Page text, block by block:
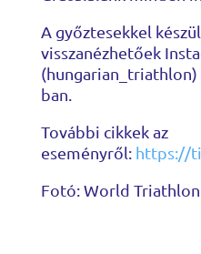
A győztesekkel
visszanézhetőek
(hungarian_triathlon)
ban.
További cikkek az
eseményről: https://
Fotó: World Triathlon